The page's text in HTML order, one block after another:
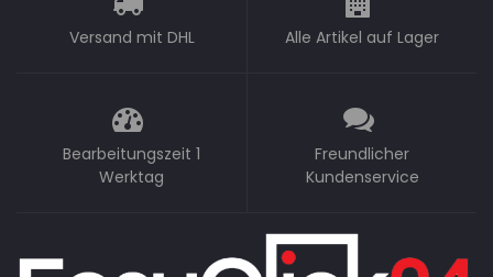
Versand mit DHL Alle Artikel auf Lager
Bearbeitungszeit 1
Werktag
Freundlicher
Kundenservice